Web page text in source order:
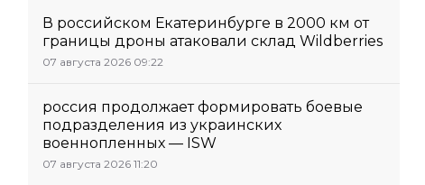
В российском Екатеринбурге в 2000 км от
границы дроны атаковали склад Wildberries
07 августа 2026 09:22
россия продолжает формировать боевые
подразделения из украинских
военнопленных — ISW
07 августа 2026 11:20